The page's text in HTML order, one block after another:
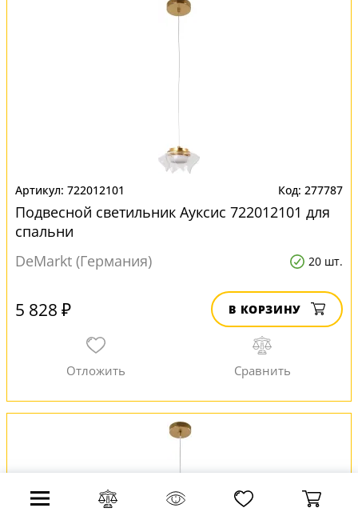
722012101 277787
Подвесной светильник Ауксис 722012101 для
спальни
DeMarkt (Германия)
20 шт.
5 828 ₽ В КОРЗИНУ